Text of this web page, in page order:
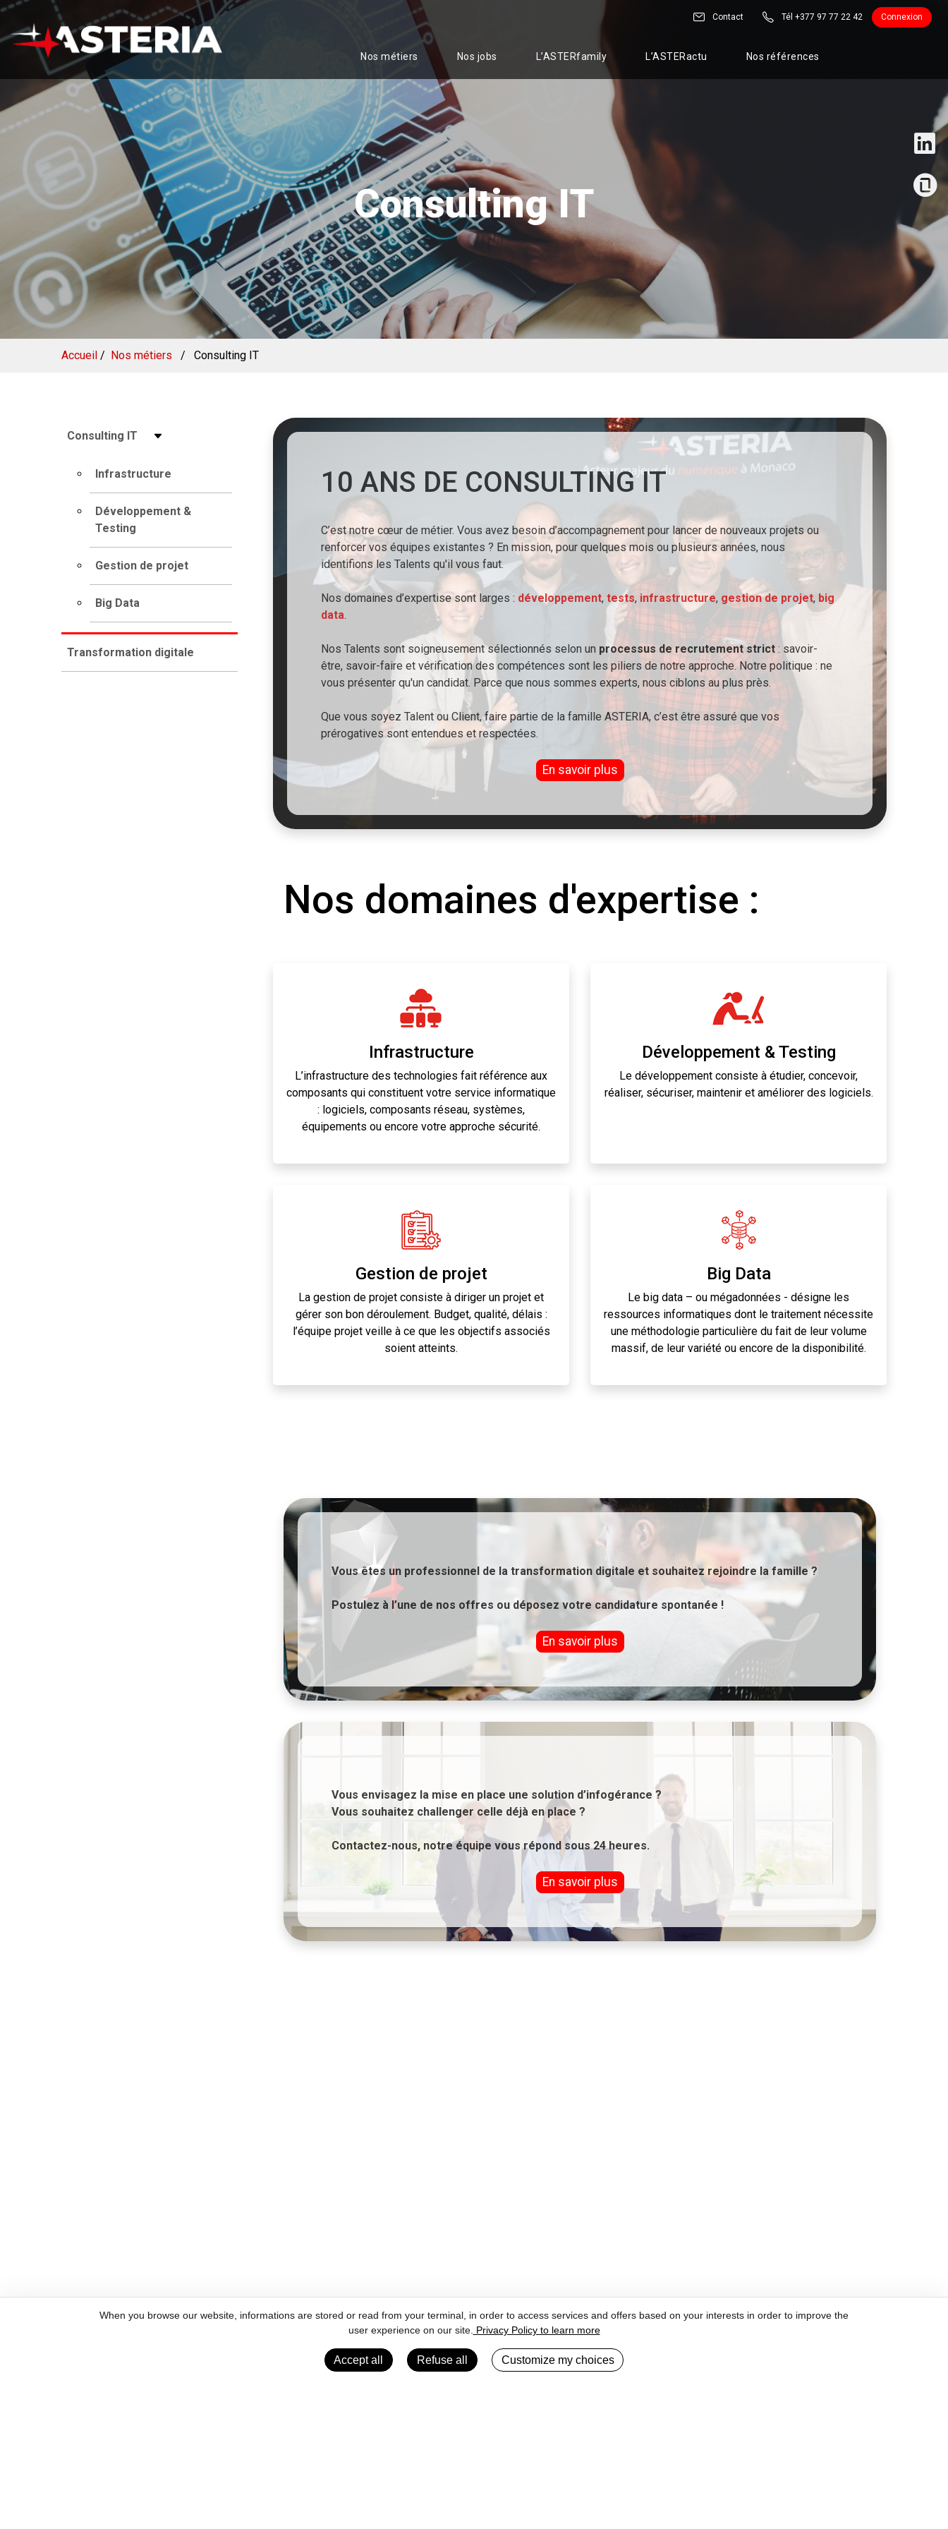
Contact Tél +377 97 77 22 42 Connexion
Nos métiers Nos jobs L’ASTERfamily L’ASTERactu Nos références
Consulting IT
Accueil / Nos métiers / Consulting IT
Consulting IT
Infrastructure
Développement &
Testing
Gestion de projet
Big Data
Transformation digitale
10 ANS DE CONSULTING IT
C’est notre cœur de métier. Vous avez besoin d’accompagnement pour lancer de nouveaux projets ou
renforcer vos équipes existantes ? En mission, pour quelques mois ou plusieurs années, nous
identifions les Talents qu'il vous faut.
Nos domaines d’expertise sont larges : développement, tests, infrastructure, gestion de projet, big
data.
Nos Talents sont soigneusement sélectionnés selon un processus de recrutement strict : savoir-
être, savoir-faire et vérification des compétences sont les piliers de notre approche. Notre politique : ne
vous présenter qu'un candidat. Parce que nous sommes experts, nous ciblons au plus près.
Que vous soyez Talent ou Client, faire partie de la famille ASTERIA, c’est être assuré que vos
prérogatives sont entendues et respectées.
En savoir plus
Nos domaines d'expertise :
Infrastructure
L’infrastructure des technologies fait référence aux
composants qui constituent votre service informatique
: logiciels, composants réseau, systèmes,
équipements ou encore votre approche sécurité.
Développement & Testing
Le développement consiste à étudier, concevoir,
réaliser, sécuriser, maintenir et améliorer des logiciels.
Gestion de projet
La gestion de projet consiste à diriger un projet et
gérer son bon déroulement. Budget, qualité, délais :
l’équipe projet veille à ce que les objectifs associés
soient atteints.
Big Data
Le big data – ou mégadonnées - désigne les
ressources informatiques dont le traitement nécessite
une méthodologie particulière du fait de leur volume
massif, de leur variété ou encore de la disponibilité.
Vous êtes un professionnel de la transformation digitale et souhaitez rejoindre la famille ?
Postulez à l’une de nos offres ou déposez votre candidature spontanée !
En savoir plus
Vous envisagez la mise en place une solution d’infogérance ?
Vous souhaitez challenger celle déjà en place ?
Contactez-nous, notre équipe vous répond sous 24 heures.
En savoir plus
When you browse our website, informations are stored or read from your terminal, in order to access services and offers based on your interests in order to improve the
user experience on our site. Privacy Policy to learn more
Accept all Refuse all Customize my choices